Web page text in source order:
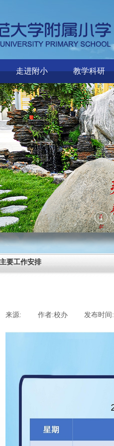
走进附小 教学科研
要工作安排
来源: 作者:校办 发布时间: